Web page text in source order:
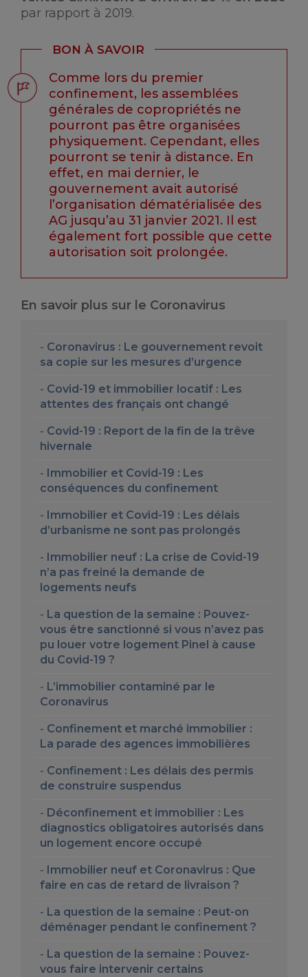
par rapport à 2019.
BON À SAVOIR
Comme lors du premier
confinement, les assemblées
générales de copropriétés ne
pourront pas être organisées
physiquement. Cependant, elles
pourront se tenir à distance. En
effet, en mai dernier, le
gouvernement avait autorisé
l’organisation dématérialisée des
AG jusqu’au 31 janvier 2021. Il est
également fort possible que cette
autorisation soit prolongée.
En savoir plus sur le Coronavirus
Coronavirus : Le gouvernement revoit
sa copie sur les mesures d’urgence
Covid-19 et immobilier locatif : Les
attentes des français ont changé
Covid-19 : Report de la fin de la trêve
hivernale
Immobilier et Covid-19 : Les
conséquences du confinement
Immobilier et Covid-19 : Les délais
d’urbanisme ne sont pas prolongés
Immobilier neuf : La crise de Covid-19
n’a pas freiné la demande de
logements neufs
La question de la semaine : Pouvez-
vous être sanctionné si vous n’avez pas
pu louer votre logement Pinel à cause
du Covid-19 ?
L’immobilier contaminé par le
Coronavirus
Confinement et marché immobilier :
La parade des agences immobilières
Confinement : Les délais des permis
de construire suspendus
Déconfinement et immobilier : Les
diagnostics obligatoires autorisés dans
un logement encore occupé
Immobilier neuf et Coronavirus : Que
faire en cas de retard de livraison ?
La question de la semaine : Peut-on
déménager pendant le confinement ?
La question de la semaine : Pouvez-
vous faire intervenir certains